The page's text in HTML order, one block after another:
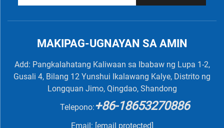
MAKIPAG-UGNAYAN SA AMIN
Add: Pangkalahatang Kaliwaan sa Ibabaw ng Lupa 1-2,
Gusali 4, Bilang 12 Yunshui Ikalawang Kalye, Distrito ng
Longquan Jimo, Qingdao, Shandong
Telepono:+86-18653270886
Email: [email protected]